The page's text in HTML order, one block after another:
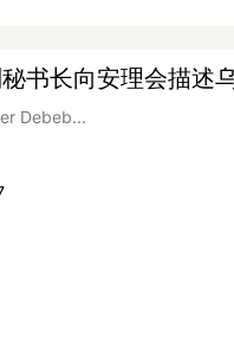
书长向安理会描述
Debeb...